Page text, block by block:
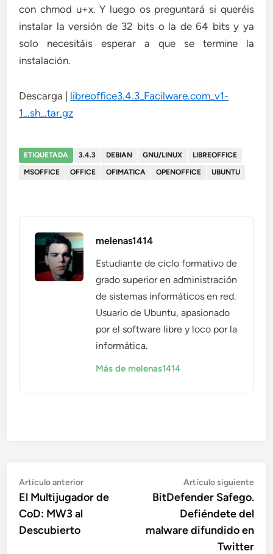
con chmod u+x. Y luego os preguntará si queréis
instalar la versión de 32 bits o la de 64 bits y ya
solo necesitáis esperar a que se termine la
instalación.
Descarga | libreoffice3.4.3_Facilware.com_v1-
1_.sh_.tar.gz
ETIQUETADA 3.4.3 DEBIAN GNU/LINUX
LIBREOFFICE
MSOFFICE
OFFICE OFIMATICA OPENOFFICE UBUNTU
melenas1414
Estudiante de ciclo formativo de
grado superior en administración
de sistemas informáticos en red.
Usuario de Ubuntu, apasionado
por el software libre y loco por la
informática.
Más de melenas1414
Navegación
de
entradas
Artículo anteriorArtículo
anterior:
El Multijugador de
CoD: MW3 al
Descubierto
Artículo siguiente
BitDefender Safego.
Defiéndete del
malware difundido en
Twitter